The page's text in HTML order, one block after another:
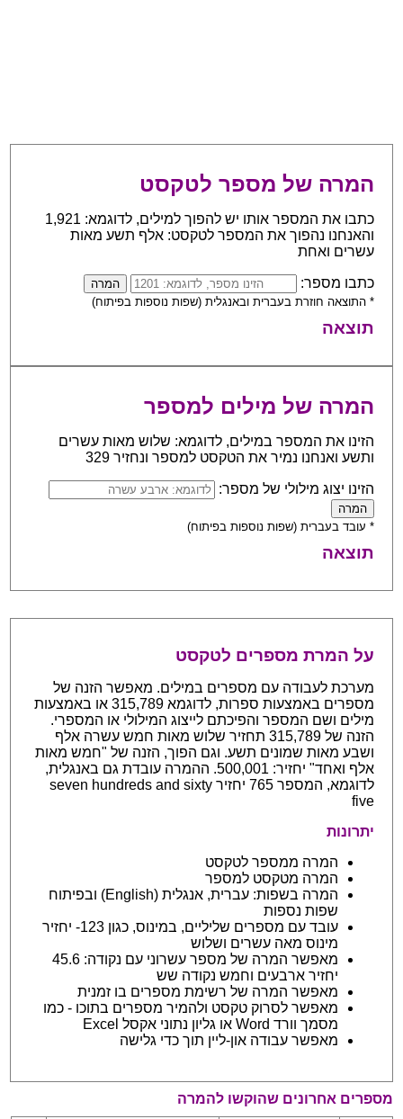
המרה של מספר לטקסט
כתבו את המספר אותו יש להפוך למילים, לדוגמא: 1,921
והאנחנו נהפוך את המספר לטקסט: אלף תשע מאות
עשרים ואחת
כתבו מספר:
* התוצאה חוזרת בעברית ובאנגלית (שפות נוספות בפיתוח)
תוצאה
המרה של מילים למספר
הזינו את המספר במילים, לדוגמא: שלוש מאות עשרים
ותשע ואנחנו נמיר את הטקסט למספר ונחזיר 329
הזינו יצוג מילולי של מספר:
* עובד בעברית (שפות נוספות בפיתוח)
תוצאה
על המרת מספרים לטקסט
מערכת לעבודה עם מספרים במילים. מאפשר הזנה של
מספרים באמצעות ספרות, לדוגמא 315,789 או באמצעות
מילים ושם המספר והפיכתם לייצוג המילולי או המספרי.
הזנה של 315,789 תחזיר שלוש מאות חמש עשרה אלף
ושבע מאות שמונים תשע. וגם הפוך, הזנה של "חמש מאות
אלף ואחד" יחזיר: 500,001. ההמרה עובדת גם באנגלית,
לדוגמא, המספר 765 יחזיר seven hundreds and sixty
five
יתרונות
המרה ממספר לטקסט
המרה מטקסט למספר
המרה בשפות: עברית, אנגלית (English) ובפיתוח
שפות נספות
עובד עם מספרים שליליים, במינוס, כגון 123- יחזיר
מינוס מאה עשרים ושלוש
מאפשר המרה של מספר עשרוני עם נקודה: 45.6
יחזיר ארבעים וחמש נקודה שש
מאפשר המרה של רשימת מספרים בו זמנית
מאפשר לסרוק טקסט ולהמיר מספרים בתוכו - כמו
מסמך וורד Word או גליון נתוני אקסל Excel
מאפשר עבודה און-ליין תוך כדי גלישה
מספרים אחרונים שהוקשו להמרה